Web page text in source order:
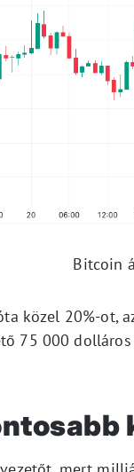
Bitcoin
közel 20%-ot,
75 000